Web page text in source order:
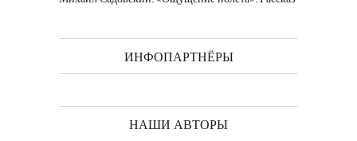
ИНФОПАРТНЁРЫ
НАШИ АВТОРЫ